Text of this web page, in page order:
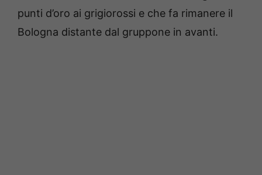
punti d’oro ai grigiorossi e che fa rimanere il
Bologna distante dal gruppone in avanti.